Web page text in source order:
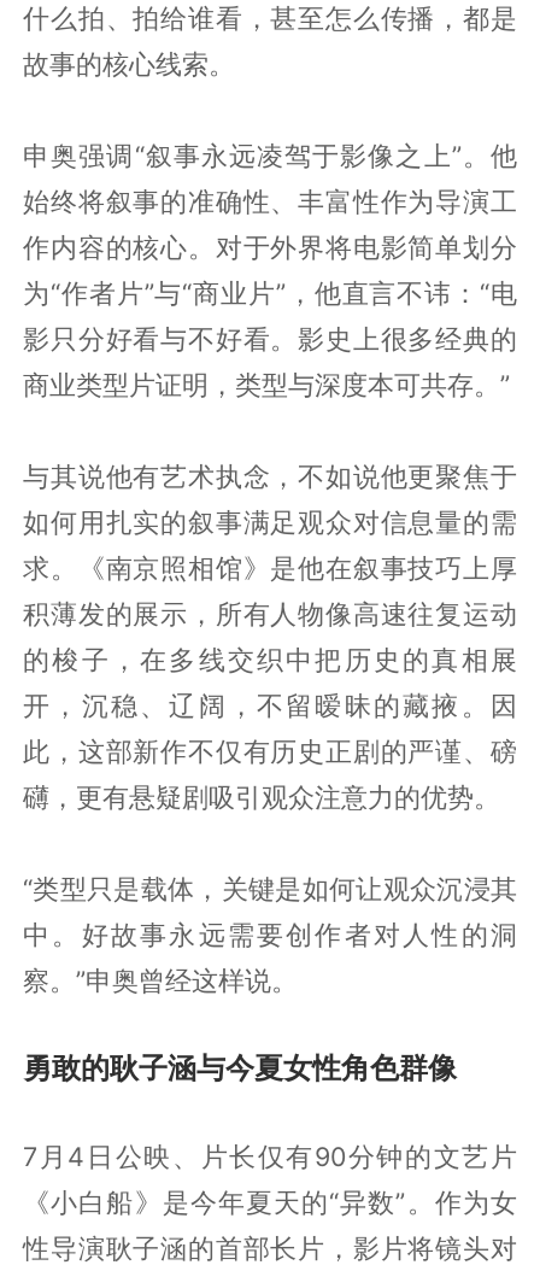
什么拍、拍给谁看，甚至怎么传播，都是
故事的核心线索。
申奥强调“叙事永远凌驾于影像之上”。他
始终将叙事的准确性、丰富性作为导演工
作内容的核心。对于外界将电影简单划分
为“作者片”与“商业片”，他直言不讳：“电
影只分好看与不好看。影史上很多经典的
商业类型片证明，类型与深度本可共存。”
与其说他有艺术执念，不如说他更聚焦于
如何用扎实的叙事满足观众对信息量的需
求。《南京照相馆》是他在叙事技巧上厚
积薄发的展示，所有人物像高速往复运动
的梭子，在多线交织中把历史的真相展
开，沉稳、辽阔，不留暧昧的藏掖。因
此，这部新作不仅有历史正剧的严谨、磅
礴，更有悬疑剧吸引观众注意力的优势。
“类型只是载体，关键是如何让观众沉浸其
中。好故事永远需要创作者对人性的洞
察。”申奥曾经这样说。
勇敢的耿子涵与今夏女性角色群像
7月4日公映、片长仅有90分钟的文艺片
《小白船》是今年夏天的“异数”。作为女
性导演耿子涵的首部长片，影片将镜头对